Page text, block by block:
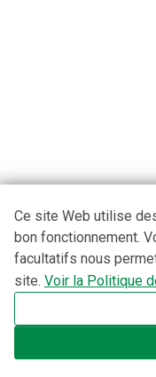
Ce site Web utilise
bon fonctionnement.
facultatifs nous
site. Voir la Politique